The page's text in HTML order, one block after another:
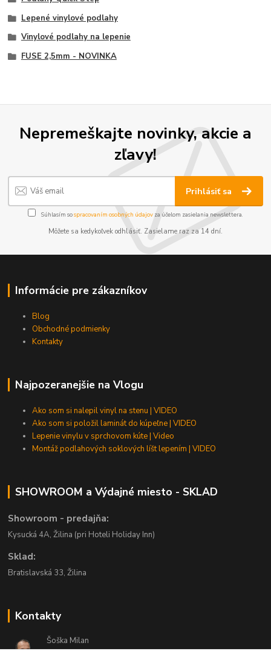
Lepené vinylové podlahy
Vinylové podlahy na lepenie
FUSE 2,5mm - NOVINKA
Nepremeškajte novinky, akcie a
zľavy!
Prihlásiť sa
Súhlasím sospracovaním osobných údajov za účelom zasielania newslettera.
Môžete sa kedykoľvek odhlásiť. Zasielame raz za 14 dní.
Informácie pre zákazníkov
Blog
Obchodné podmienky
Kontakty
Najpozeranejšie na Vlogu
Ako som si nalepil vinyl na stenu | VIDEO
Ako som si položil laminát do kúpeľne | VIDEO
Lepenie vinylu v sprchovom kúte | Video
Montáž podlahových soklových líšt lepením | VIDEO
SHOWROOM a Výdajné miesto - SKLAD
Showroom - predajňa:
Kysucká 4A, Žilina (pri Hoteli Holiday Inn)
Sklad:
Bratislavská 33, Žilina
Kontakty
Šoška Milan
+421 903 444 448